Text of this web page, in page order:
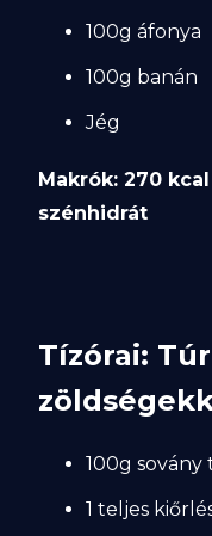
100g áfonya
100g banán
Jég
Makrók: 270
szénhidrát
Tízórai:
100g sovány
1 teljes